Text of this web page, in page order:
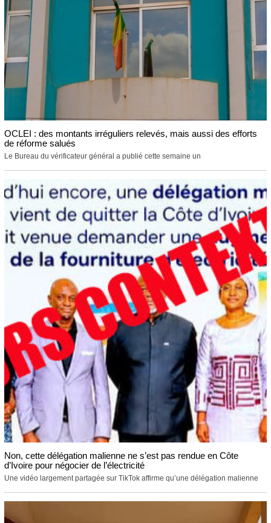
OCLEI : des montants irréguliers relevés, mais aussi des efforts
de réforme salués
Le Bureau du vérificateur général a publié cette semaine un
Non, cette délégation malienne ne s’est pas rendue en Côte
d’Ivoire pour négocier de l’électricité
Une vidéo largement partagée sur TikTok affirme qu’une délégation malienne